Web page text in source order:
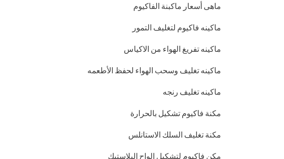
ماهى أسعار ماكبنة الفاكيوم
ماكينه فاكيوم لتغليف التمور
ماكينه تفريغ الهواء من الاكياس
ماكينه تغليف وسحب الهواء لحفظ الأطعمه
ماكينه تغليف رنجه
مكنة فاكيوم تشكيل بالحرارة
مكنة تغليف السلك الاستانلس
مكن فاكيوم لتشكيل الواح البلاستيك